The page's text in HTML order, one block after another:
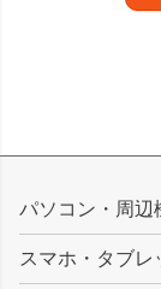
パソコン・周辺
スマホ・タブレ